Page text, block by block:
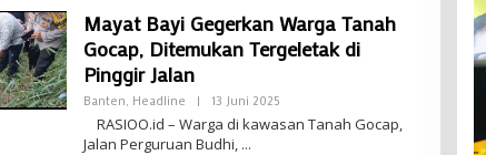
Mayat Bayi Gegerkan Warga Tanah
Gocap, Ditemukan Tergeletak di
Pinggir Jalan
Banten, Headline | 13 Juni 2025Oleh
Ramadhan
RASIOO.id – Warga di kawasan Tanah Gocap,
Jalan Perguruan Budhi,